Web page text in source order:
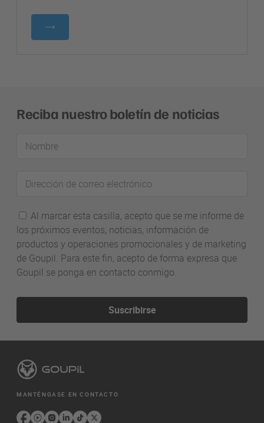
Reciba nuestro boletín de noticias
Nombre
Dirección
de
electrónico
Al marcar esta casilla, acepto que se me informe de
los próximos eventos, noticias, información de
productos y operaciones promocionales y de marketing
de Goupil. Para este fin, acepto de forma expresa que
Goupil se ponga en contacto conmigo.
Suscribirse
MANTÉNGASE EN CONTACTO